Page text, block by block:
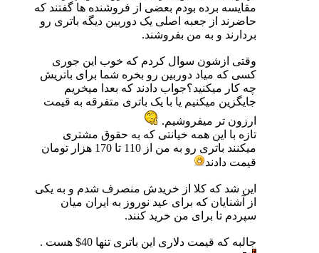
مقایسه برده بودم بعضی از فروشنده ها گفتند که
حاضرند از جعبه اصلی یک دوربین دیگه باتری رو
بردارند و به من بفروشند.
وقتی ازشون سوال کردم که خوب این جوری
کسی که میاد دوربین رو بخره شما برای باتریش
چه کار میکنید؟جواب دادند که بعدا میخریم
جایگزین میکنیم یا با یک باتری متفرقه به قیمت
ارزون تر میفروشیم.
تازه با این همه خیانتی که به حقوق مشتری
میکنند باتری رو به من از 110 تا 170 هزار تومان
قیمت دادند
این شد که کلا از خریدش منصرف شدم و به یکی
از آشنایان که برای عید نوروز به ایران میان
سپردم تا برای من خرید کنند.
جالبه که قیمت دلاری این باتری تنها 40$ هست .